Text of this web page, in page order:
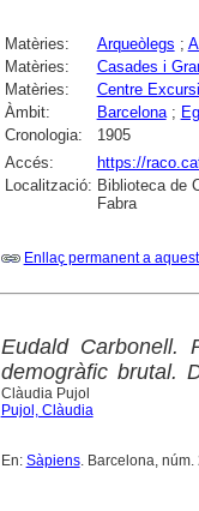
Matèries: Arqueòlegs ;
Matèries:
Casades i
Matèries:
Centre
Àmbit:
Barcelona;
Cronologia:
1905
Accés:
https://
Localització: Biblioteca de
Fabra
Enllaç permanent a
Eudald Carbonell.
demogràfic brutal.
Clàudia Pujol
Pujol, Clàudia
En: Sàpiens. Barcelona, núm.